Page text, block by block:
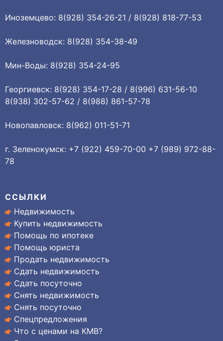
Иноземцево: 8(928) 354-26-21 / 8(928) 818-77-53
Железноводск: 8(928) 354-38-49
Мин-Воды: 8(928) 354-24-95
Георгиевск: 8(928) 354-17-28 / 8(996) 631-56-10
8(938) 302-57-62 / 8(988) 861-57-78
Новопавловск: 8(962) 011-51-71
г. Зеленокумск: +7 (922) 459-70-00 +7 (989) 972-88-
78
ССЫЛКИ
Недвижимость
Купить недвижимость
Помощь по ипотеке
Помощь юриста
Продать недвижимость
Сдать недвижимость
Сдать посуточно
Снять недвижимость
Снять посуточно
Спецпредложения
Что с ценами на КМВ?